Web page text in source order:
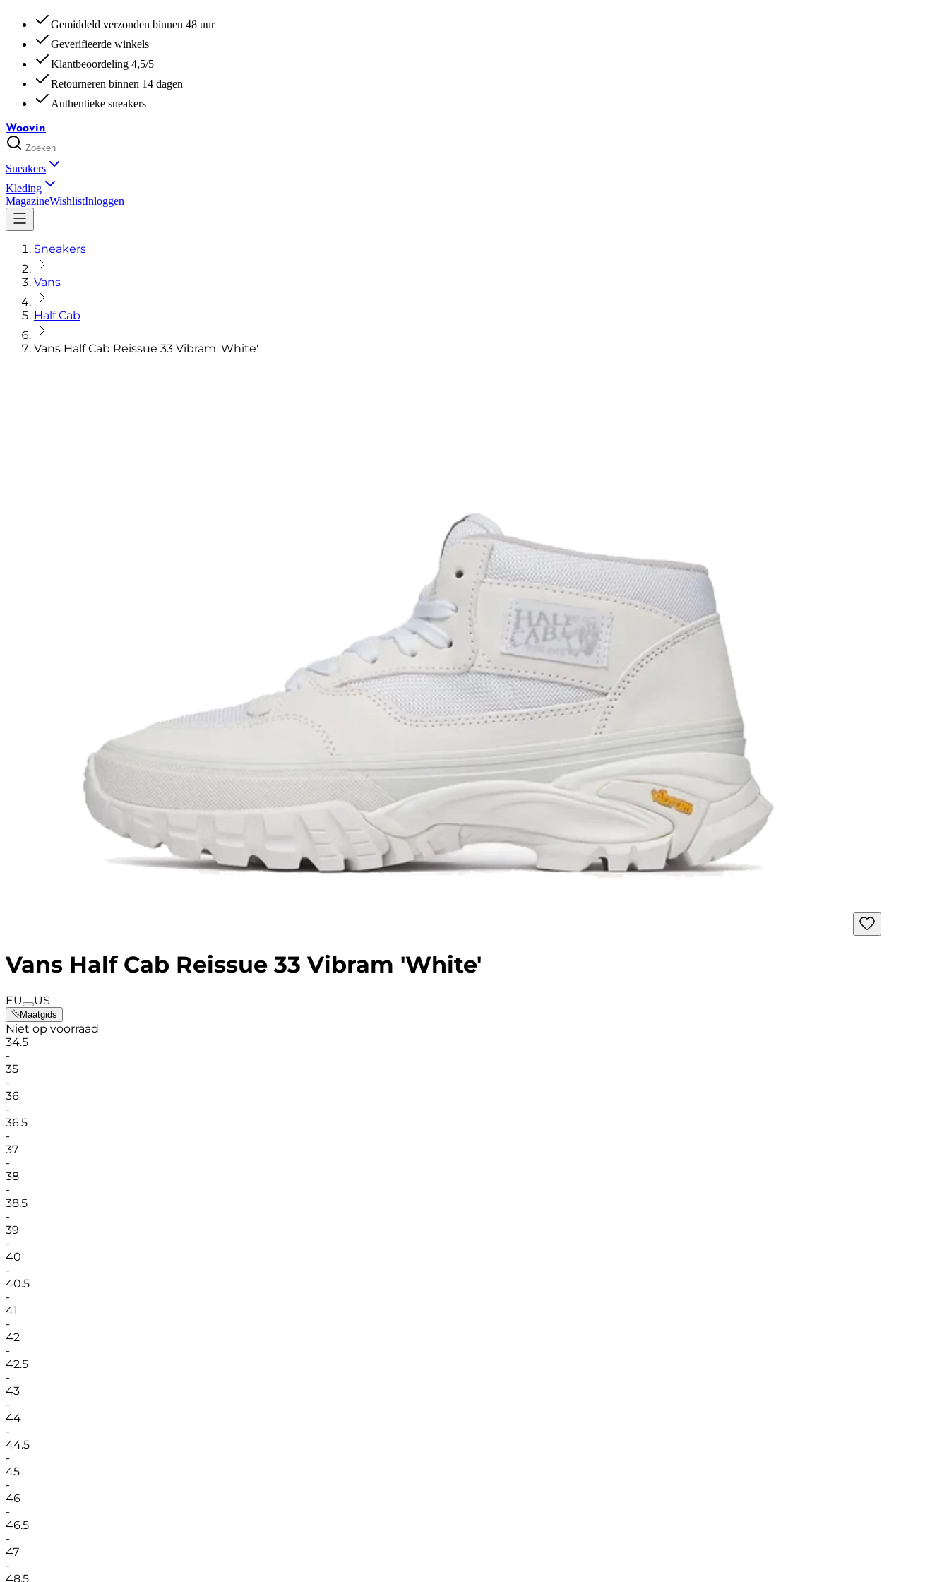
Gemiddeld verzonden binnen 48 uur
Geverifieerde winkels
Klantbeoordeling 4,5/5
Retourneren binnen 14 dagen
Authentieke sneakers
Woovin
Sneakers
Kleding
MagazineWishlistInloggen
Sneakers
Vans
Half Cab
Vans Half Cab Reissue 33 Vibram 'White'
Vans Half Cab Reissue 33 Vibram 'White'
EU US
Maatgids
Niet op voorraad
34.5
-
35
-
36
-
36.5
-
37
-
38
-
38.5
-
39
-
40
-
40.5
-
41
-
42
-
42.5
-
43
-
44
-
44.5
-
45
-
46
-
46.5
-
47
-
48.5